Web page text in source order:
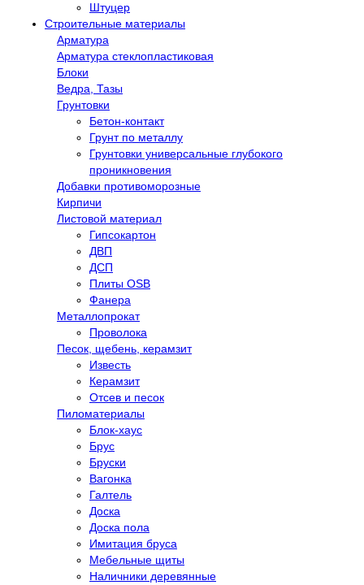
Штуцер
Строительные материалы
Арматура
Арматура стеклопластиковая
Блоки
Ведра, Тазы
Грунтовки
Бетон-контакт
Грунт по металлу
Грунтовки универсальные глубокого
проникновения
Добавки противоморозные
Кирпичи
Листовой материал
Гипсокартон
ДВП
ДСП
Плиты OSB
Фанера
Металлопрокат
Проволока
Песок, щебень, керамзит
Известь
Керамзит
Отсев и песок
Пиломатериалы
Блок-хаус
Брус
Бруски
Вагонка
Галтель
Доска
Доска пола
Имитация бруса
Мебельные щиты
Наличники деревянные